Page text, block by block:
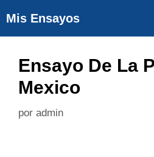
al
contenido
Mis Ensayos
Ensayo De La
Mexico
por admin